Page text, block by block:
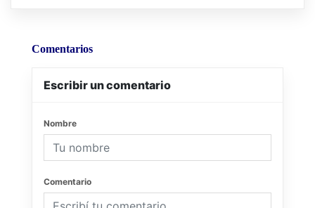
Comentarios
Escribir un comentario
Nombre
Comentario